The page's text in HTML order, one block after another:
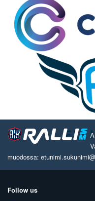
muodossa:
Follow us